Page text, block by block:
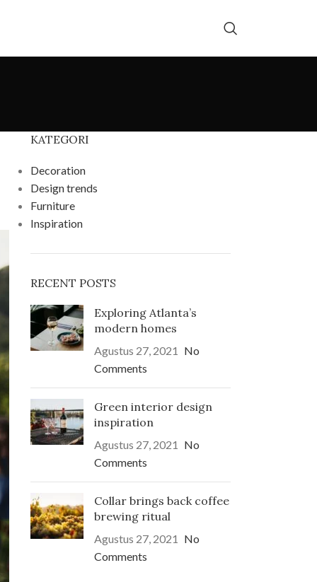
KATEGORI
Decoration
Design trends
Furniture
Inspiration
RECENT POSTS
Exploring Atlanta’s
modern homes
Agustus 27, 2021 No
Comments
Green interior design
inspiration
Agustus 27, 2021 No
Comments
Collar brings back coffee
brewing ritual
Agustus 27, 2021 No
Comments